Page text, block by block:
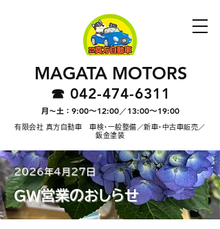
☎︎ 042-474-6311
MAGATA MOTORS
月〜土： 9:00〜12:00／13:00〜19:00
有限会社 真方自動車 車検・一般整備／新車・中古車販売／
鈑金塗装
2026年4月27日
GW営業のおしらせ